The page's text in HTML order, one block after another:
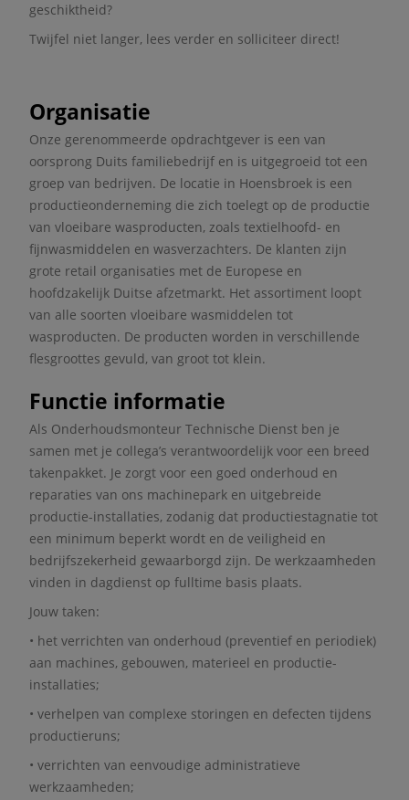
geschiktheid?
Twijfel niet langer, lees verder en solliciteer direct!
Organisatie
Onze gerenommeerde opdrachtgever is een van
oorsprong Duits familiebedrijf en is uitgegroeid tot een
groep van bedrijven. De locatie in Hoensbroek is een
productieonderneming die zich toelegt op de productie
van vloeibare wasproducten, zoals textielhoofd- en
fijnwasmiddelen en wasverzachters. De klanten zijn
grote retail organisaties met de Europese en
hoofdzakelijk Duitse afzetmarkt. Het assortiment loopt
van alle soorten vloeibare wasmiddelen tot
wasproducten. De producten worden in verschillende
flesgroottes gevuld, van groot tot klein.
Functie informatie
Als Onderhoudsmonteur Technische Dienst ben je
samen met je collega’s verantwoordelijk voor een breed
takenpakket. Je zorgt voor een goed onderhoud en
reparaties van ons machinepark en uitgebreide
productie-installaties, zodanig dat productiestagnatie tot
een minimum beperkt wordt en de veiligheid en
bedrijfszekerheid gewaarborgd zijn. De werkzaamheden
vinden in dagdienst op fulltime basis plaats.
Jouw taken:
• het verrichten van onderhoud (preventief en periodiek)
aan machines, gebouwen, materieel en productie-
installaties;
• verhelpen van complexe storingen en defecten tijdens
productieruns;
• verrichten van eenvoudige administratieve
werkzaamheden;